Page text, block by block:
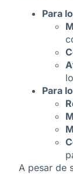
Para
Para
​A pesar de